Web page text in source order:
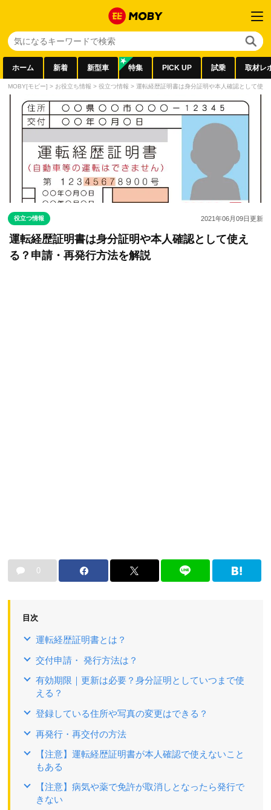
ホーム 新着 新型車 特集 PICK UP 試乗 取材レ
MOBY[モビー] > お役立ち情報 > 役立つ情報 > 運転経歴証明書は身分証明や本人確認として使
役立つ情報 2021年06月09日更新
運転経歴証明書は身分証明や本人確認として使え
る？申請・再発行方法を解説
0
目次
運転経歴証明書とは？
交付申請・ 発行方法は？
有効期限｜更新は必要？身分証明としていつまで使
える？
登録している住所や写真の変更はできる？
再発行・再交付の方法
【注意】運転経歴証明書が本人確認で使えないこと
もある
【注意】病気や薬で免許が取消しとなったら発行で
きない